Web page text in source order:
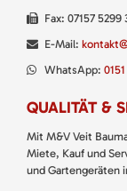
Fax: 07157 5299
E-Mail:
WhatsApp:
QUALITÄT &
Mit M&V Veit
Miete, Kauf und
und Gartengeräten